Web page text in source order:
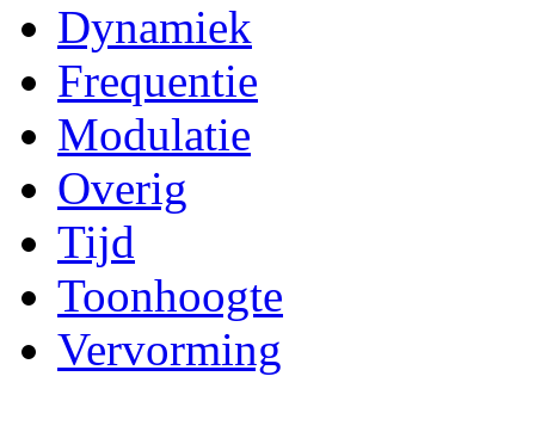
Dynamiek
Frequentie
Modulatie
Overig
Tijd
Toonhoogte
Vervorming